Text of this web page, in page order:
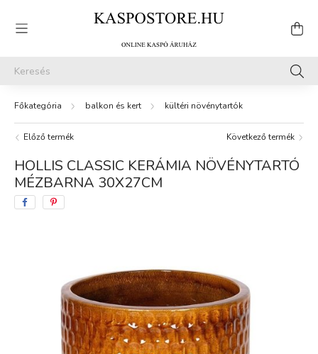
balkon és kert kültéri növénytartók
Előző termék Következő termék
HOLLIS CLASSIC KERÁMIA NÖVÉNYTARTÓ
MÉZBARNA 30X27CM